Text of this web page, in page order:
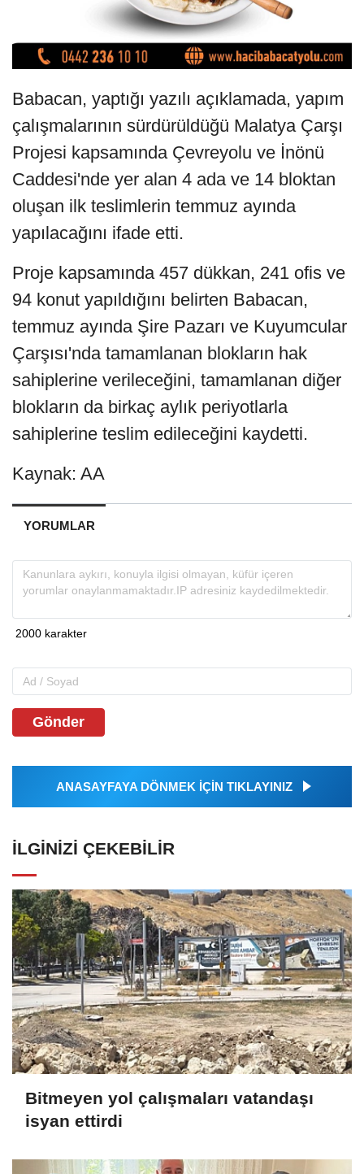
Babacan, yaptığı yazılı açıklamada, yapım
çalışmalarının sürdürüldüğü Malatya Çarşı
Projesi kapsamında Çevreyolu ve İnönü
Caddesi'nde yer alan 4 ada ve 14 bloktan
oluşan ilk teslimlerin temmuz ayında
yapılacağını ifade etti.
Proje kapsamında 457 dükkan, 241 ofis ve
94 konut yapıldığını belirten Babacan,
temmuz ayında Şire Pazarı ve Kuyumcular
Çarşısı'nda tamamlanan blokların hak
sahiplerine verileceğini, tamamlanan diğer
blokların da birkaç aylık periyotlarla
sahiplerine teslim edileceğini kaydetti.
Kaynak: AA
YORUMLAR
Gönder
ANASAYFAYA DÖNMEK İÇİN TIKLAYINIZ
İLGINIZI ÇEKEBILIR
Bitmeyen yol çalışmaları vatandaşı
isyan ettirdi